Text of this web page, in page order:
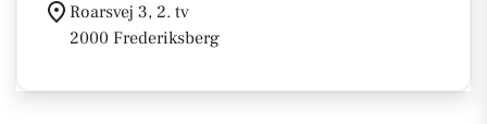
Roarsvej 3, 2. tv
2000 Frederiksberg